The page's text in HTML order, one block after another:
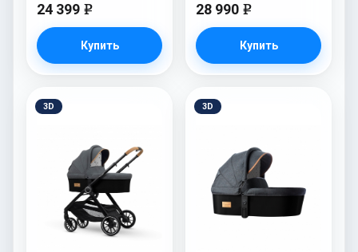
24 399 e
Купить
28 990 e
Купить
3D 3D